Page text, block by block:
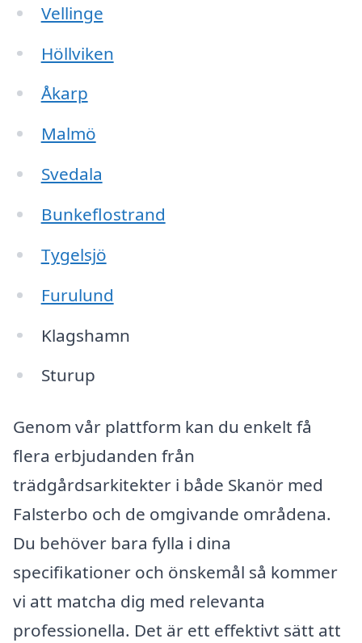
Vellinge
Höllviken
Åkarp
Malmö
Svedala
Bunkeflostrand
Tygelsjö
Furulund
Klagshamn
Sturup
Genom vår plattform kan du enkelt få
flera erbjudanden från
trädgårdsarkitekter i både Skanör med
Falsterbo och de omgivande områdena.
Du behöver bara fylla i dina
specifikationer och önskemål så kommer
vi att matcha dig med relevanta
professionella. Det är ett effektivt sätt att